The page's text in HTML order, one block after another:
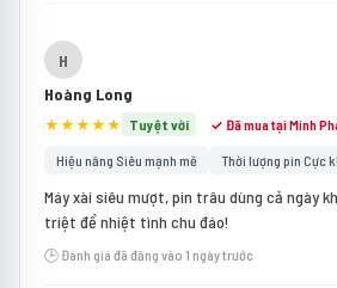
H
Hoàng Long
★★★★★ Tuyệt vời ✓ Đã mua tại Minh
Hiệu năng Siêu mạnh mẽ Thời lượng pin Cực
Máy xài siêu mượt, pin trâu dùng cả ngày
triệt để nhiệt tình chu đáo!
🕒 Đánh giá đã đăng vào 1 ngày trước